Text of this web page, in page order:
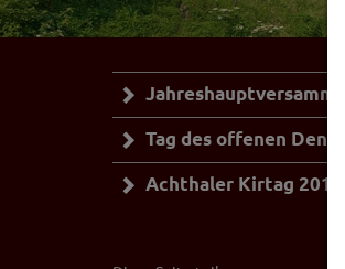
Tag des offenen
Achthaler Kirtag 2016